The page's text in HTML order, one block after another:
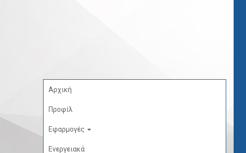
Αρχική
Προφίλ
Εφαρμογές
Ενεργειακά